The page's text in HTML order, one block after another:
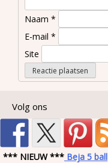
Naam *
E-mail *
Site
Volg ons
*** NIEUW *** Beja 5 ball